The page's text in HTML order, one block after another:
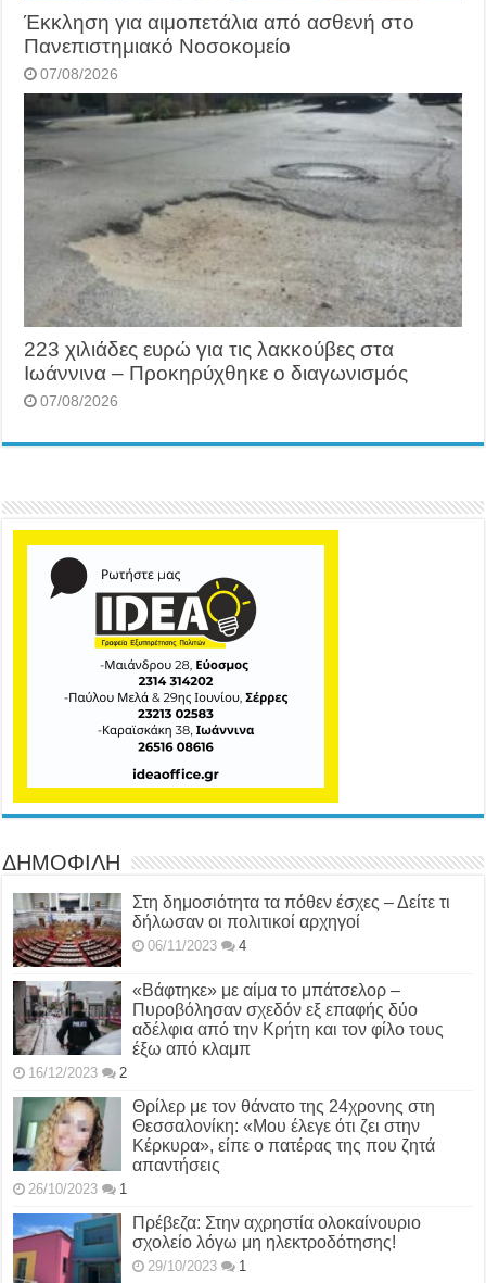
Έκκληση για αιμοπετάλια από ασθενή στο
Πανεπιστημιακό Νοσοκομείο
07/08/2026
223 χιλιάδες ευρώ για τις λακκούβες στα
Ιωάννινα – Προκηρύχθηκε ο διαγωνισμός
07/08/2026
ΔΗΜΟΦΙΛΗ
Στη δημοσιότητα τα πόθεν έσχες – Δείτε τι
δήλωσαν οι πολιτικοί αρχηγοί
06/11/2023 4
«Βάφτηκε» με αίμα το μπάτσελορ –
Πυροβόλησαν σχεδόν εξ επαφής δύο
αδέλφια από την Κρήτη και τον φίλο τους
έξω από κλαμπ
16/12/2023 2
Θρίλερ με τον θάνατο της 24χρονης στη
Θεσσαλονίκη: «Μου έλεγε ότι ζει στην
Κέρκυρα», είπε ο πατέρας της που ζητά
απαντήσεις
26/10/2023 1
Πρέβεζα: Στην αχρηστία ολοκαίνουριο
σχολείο λόγω μη ηλεκτροδότησης!
29/10/2023 1